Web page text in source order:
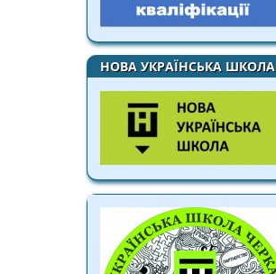
НОВА УКРАЇНСЬКА ШКОЛА